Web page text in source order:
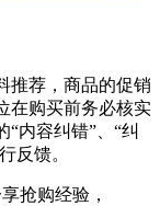
推荐，商品的促销
在购买前务必核实
内容纠错”、“纠
反馈。
抢购经验，